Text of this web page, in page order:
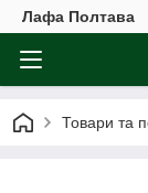
Лафа Полтава
Товари та